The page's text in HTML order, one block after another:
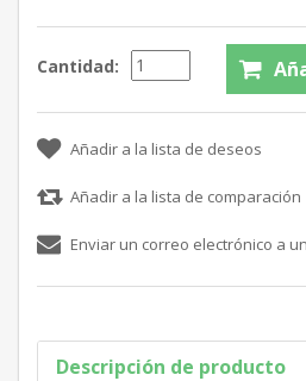
Cantidad:
Descripción de producto